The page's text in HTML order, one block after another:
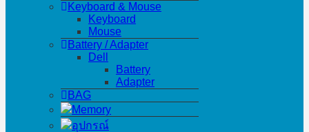
Keyboard & Mouse
Keyboard
Mouse
Battery / Adapter
Dell
Battery
Adapter
BAG
Memory
อุปกรณ์